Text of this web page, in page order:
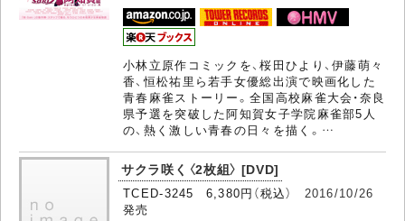
小林立原作コミックを、桜田ひより、伊藤萌々
香、恒松祐里ら若手女優総出演で映画化した
青春麻雀ストーリー。全国高校麻雀大会・奈良
県予選を突破した阿知賀女子学院麻雀部5人
の、熱く激しい青春の日々を描く。…
サクラ咲く〈2枚組〉 [DVD]
TCED-3245 6,380円（税込） 2016/10/26
発売